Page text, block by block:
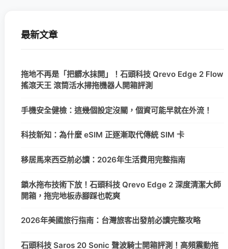
最新文章
拖地不再是「把髒水抹開」！石頭科技 Qrevo Edge 2 Flow
搖滾天王 滾筒活水掃拖機器人開箱評測
手機安全健檢：這幾個設定沒關，個資可能早就在外流！
科技新知：為什麼 eSIM 正逐漸取代傳統 SIM 卡
移居馬來西亞前必讀：2026年生活費用完整指南
鎖水拖布技術下放！石頭科技 Qrevo Edge 2 深度清潔大師
開箱，拖完地板赤腳踩也乾爽
2026年美國旅行指南：台灣旅客出發前必讀完整攻略
石頭科技 Saros 20 Sonic 聲波騎士開箱評測！高頻震動拖